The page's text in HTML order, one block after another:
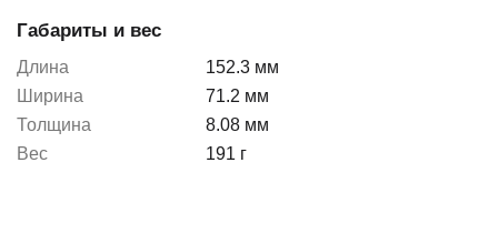
Габариты и вес
Длина
152.3 мм
Ширина
71.2 мм
Толщина
8.08 мм
Вес
191 г